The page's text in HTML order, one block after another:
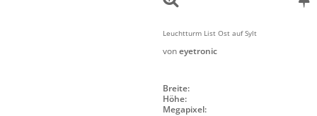
Leuchtturm List Ost auf Sylt
voneyetronic
Breite:
Höhe:
Megapixel: